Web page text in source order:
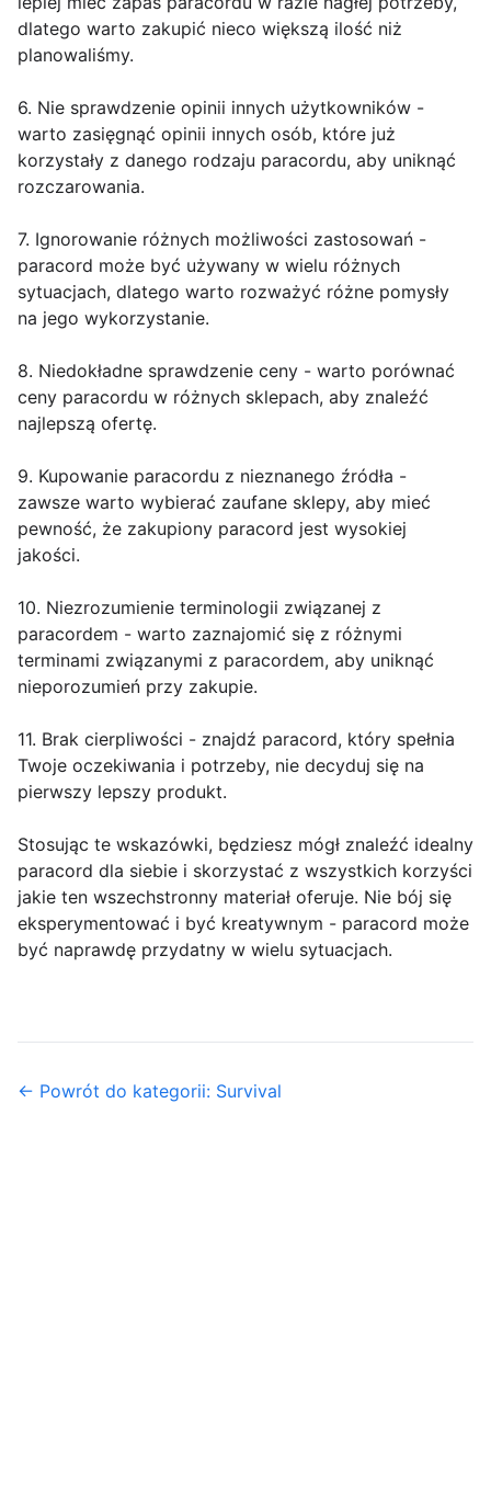
dlatego warto zakupić nieco większą ilość niż
planowaliśmy.
6. Nie sprawdzenie opinii innych użytkowników -
warto zasięgnąć opinii innych osób, które już
korzystały z danego rodzaju paracordu, aby uniknąć
rozczarowania.
7. Ignorowanie różnych możliwości zastosowań -
paracord może być używany w wielu różnych
sytuacjach, dlatego warto rozważyć różne pomysły
na jego wykorzystanie.
8. Niedokładne sprawdzenie ceny - warto porównać
ceny paracordu w różnych sklepach, aby znaleźć
najlepszą ofertę.
9. Kupowanie paracordu z nieznanego źródła -
zawsze warto wybierać zaufane sklepy, aby mieć
pewność, że zakupiony paracord jest wysokiej
jakości.
10. Niezrozumienie terminologii związanej z
paracordem - warto zaznajomić się z różnymi
terminami związanymi z paracordem, aby uniknąć
nieporozumień przy zakupie.
11. Brak cierpliwości - znajdź paracord, który spełnia
Twoje oczekiwania i potrzeby, nie decyduj się na
pierwszy lepszy produkt.
Stosując te wskazówki, będziesz mógł znaleźć idealny
paracord dla siebie i skorzystać z wszystkich korzyści
jakie ten wszechstronny materiał oferuje. Nie bój się
eksperymentować i być kreatywnym - paracord może
być naprawdę przydatny w wielu sytuacjach.
← Powrót do kategorii: Survival